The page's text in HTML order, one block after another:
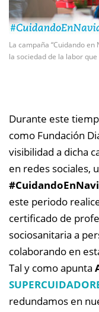
La campaña “Cuidando
la sociedad de la labor
Durante este
como Fundación
visibilidad a dicha
en redes sociales,
este periodo
certificado de
sociosanitaria a
colaborando en
Tal y como apunta
redundamos en